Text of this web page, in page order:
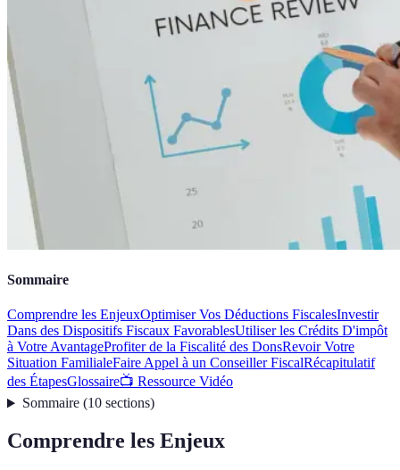
Sommaire
Comprendre les EnjeuxOptimiser Vos Déductions FiscalesInvestir
Dans des Dispositifs Fiscaux FavorablesUtiliser les Crédits D'impôt
à Votre AvantageProfiter de la Fiscalité des DonsRevoir Votre
Situation FamilialeFaire Appel à un Conseiller FiscalRécapitulatif
des ÉtapesGlossaire📺 Ressource Vidéo
Sommaire(10 sections)
Comprendre les Enjeux